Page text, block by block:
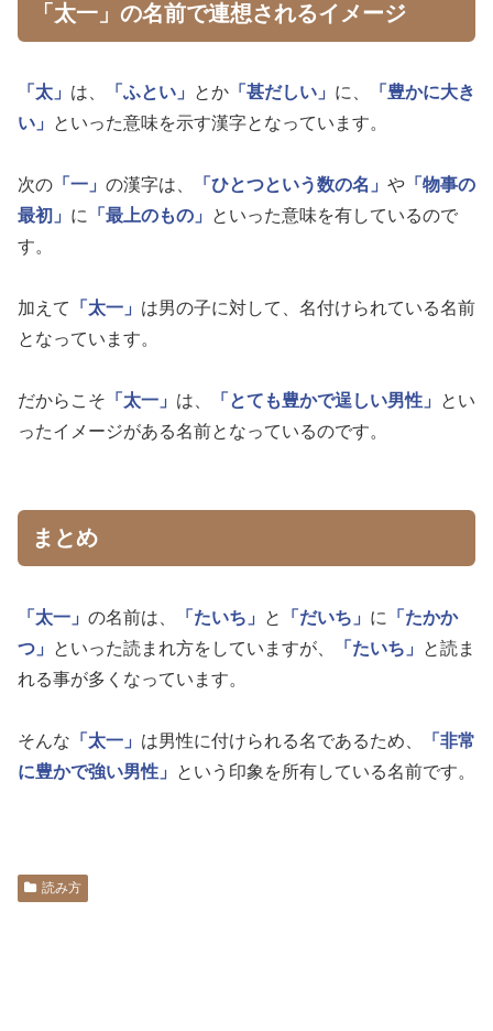
「太一」の名前で連想されるイメージ
「太」 は、 「ふとい」 とか 「甚だしい」 に、
「豊かに大き
い」
といった意味を示す漢字となっています。
次の 「一」 の漢字は、 「ひとつという数の名」 や 「物事の
最初」 に 「最上のもの」
といった意味を有しているので
す。
加えて 「太一」 は男の子に対して、名付けられている名前
となっています。
だからこそ 「太一」 は、 「とても豊かで逞しい男性」
とい
ったイメージがある名前となっているのです。
まとめ
「太一」 の名前は、 「たいち」 と 「だいち」 に
「たかか
つ」
といった読まれ方をしていますが、 「たいち」
と読ま
れる事が多くなっています。
そんな 「太一」 は男性に付けられる名であるため、
「非常
に豊かで強い男性」
という印象を所有している名前です。
読み方